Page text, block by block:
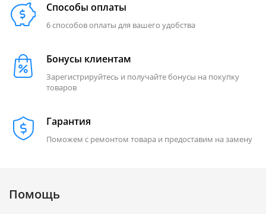
Способы оплаты
6 способов оплаты для вашего удобства
Бонусы клиентам
Зарегистрируйтесь и получайте бонусы на покупку
товаров
Гарантия
Поможем с ремонтом товара и предоставим на замену
Помощь